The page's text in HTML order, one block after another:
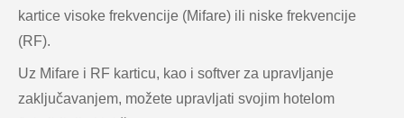
kartice visoke frekvencije (Mifare) ili niske frekvencije
(RF).
Uz Mifare i RF karticu, kao i softver za upravljanje
zaključavanjem, možete upravljati svojim hotelom